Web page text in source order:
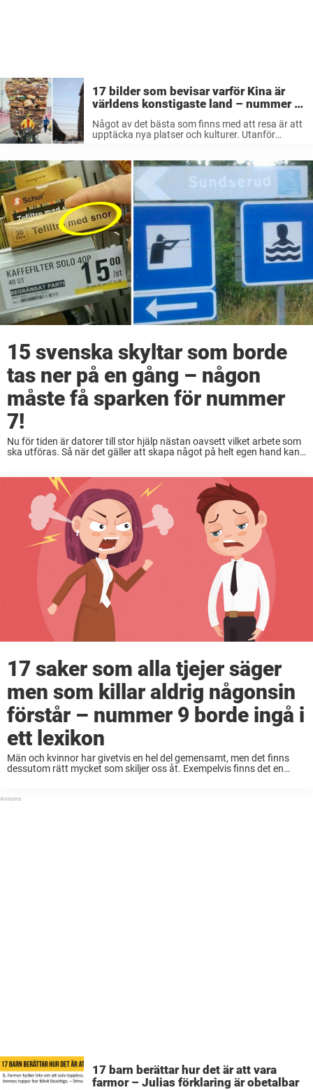
17 bilder som bevisar varför Kina är
världens konstigaste land – nummer 5
är helt obetalbar
Något av det bästa som finns med att resa är att
upptäcka nya platser och kulturer. Utanför
hemma. Man ...
15 svenska skyltar som borde
tas ner på en gång – någon
måste få sparken för nummer
7!
Nu för tiden är datorer till stor hjälp nästan oavsett vilket arbete som
ska utföras. Så när det gäller att skapa något på helt egen hand kan
17 saker som alla tjejer säger
men som killar aldrig någonsin
förstår – nummer 9 borde ingå i
ett lexikon
Män och kvinnor har givetvis en hel del gemensamt, men det finns
dessutom rätt mycket som skiljer oss åt. Exempelvis finns det en
17 barn berättar hur det är att vara
farmor – Julias förklaring är obetalbar